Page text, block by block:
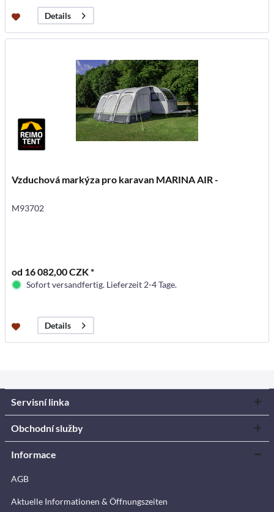
Details
Vzduchová markýza pro karavan MARINA AIR -
M93702
od 16 082,00 CZK *
Sofort versandfertig. Lieferzeit 2-4 Tage.
Details
Servisní linka
Obchodní služby
Informace
AGB
Aktuelle Informationen & Öffnungszeiten